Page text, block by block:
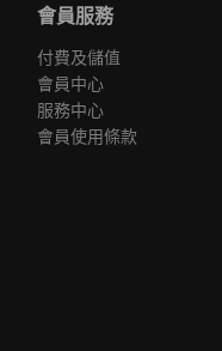
會員服務
付費及儲值
會員中心
服務中心
會員使用條款